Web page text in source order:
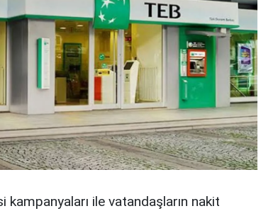
ile vatandaşların nakit